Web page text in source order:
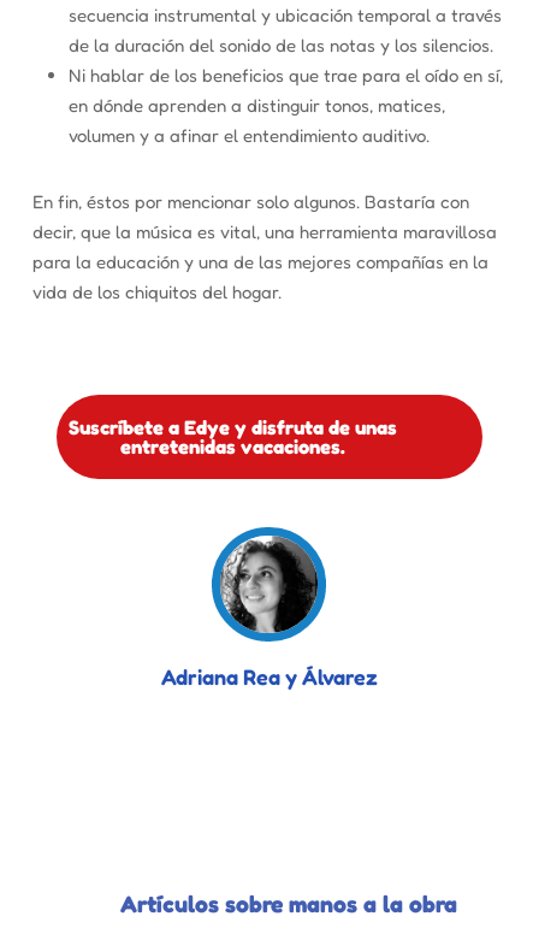
secuencia instrumental y ubicación temporal a través
de la duración del sonido de las notas y los silencios.
Ni hablar de los beneficios que trae para el oído en sí,
en dónde aprenden a distinguir tonos, matices,
volumen y a afinar el entendimiento auditivo.
En fin, éstos por mencionar solo algunos. Bastaría con
decir, que la música es vital, una herramienta maravillosa
para la educación y una de las mejores compañías en la
vida de los chiquitos del hogar.
Suscríbete a Edye y disfruta de unas
entretenidas vacaciones.
Adriana Rea y Álvarez
Artículos sobre manos a la obra